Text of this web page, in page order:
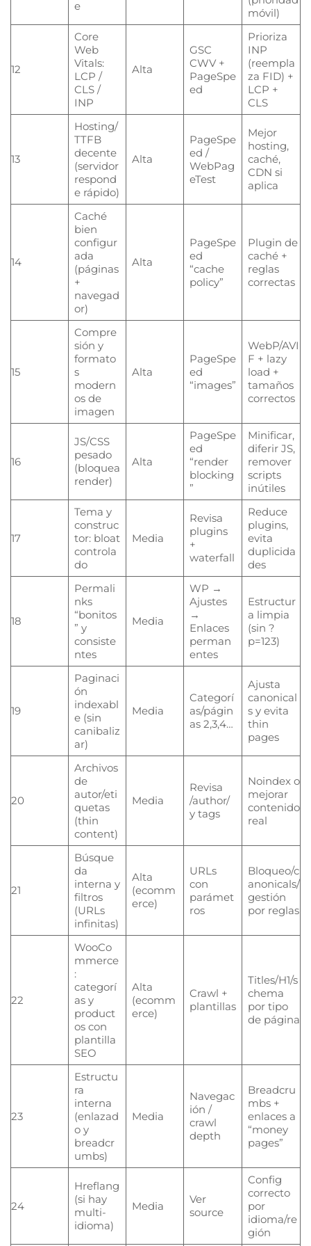
e
móvil)
12
Core
Web
Vitals:
LCP /
CLS /
INP
Alta
GSC
CWV +
PageSpe
ed
Prioriza
INP
(reempla
za FID) +
LCP +
CLS
13
Hosting/
TTFB
decente
(servidor
respond
e rápido)
Alta
PageSpe
ed /
WebPag
eTest
Mejor
hosting,
caché,
CDN si
aplica
14
Caché
bien
configur
ada
(páginas
+
navegad
or)
Alta
PageSpe
ed
“cache
policy”
Plugin de
caché +
reglas
correctas
15
Compre
sión y
formato
s
modern
os de
imagen
Alta
PageSpe
ed
“images”
WebP/AVI
F + lazy
load +
tamaños
correctos
16
JS/CSS
pesado
(bloquea
render)
Alta
PageSpe
ed
“render
blocking
”
Minificar,
diferir JS,
remover
scripts
inútiles
17
Tema y
construc
tor: bloat
controla
do
Media
Revisa
plugins
+
waterfall
Reduce
plugins,
evita
duplicida
des
18
Permali
nks
“bonitos
” y
consiste
ntes
Media
WP →
Ajustes
→
Enlaces
perman
entes
Estructur
a limpia
(sin ?
p=123)
19
Paginaci
ón
indexabl
e (sin
canibaliz
ar)
Media
Categorí
as/págin
as 2,3,4…
Ajusta
canonical
s y evita
thin
pages
20
Archivos
de
autor/eti
quetas
(thin
content)
Media
Revisa
/author/
y tags
Noindex o
mejorar
contenido
real
21
Búsque
da
interna y
filtros
(URLs
infinitas)
Alta
(ecomm
erce)
URLs
con
parámet
ros
Bloqueo/c
anonicals/
gestión
por reglas
22
WooCo
mmerce
:
categorí
as y
product
os con
plantilla
SEO
Alta
(ecomm
erce)
Crawl +
plantillas
Titles/H1/s
chema
por tipo
de página
23
Estructu
ra
interna
(enlazad
o y
breadcr
umbs)
Media
Navegac
ión /
crawl
depth
Breadcru
mbs +
enlaces a
“money
pages”
24
Hreflang
(si hay
multi-
idioma)
Media
Ver
source
Config
correcto
por
idioma/re
gión